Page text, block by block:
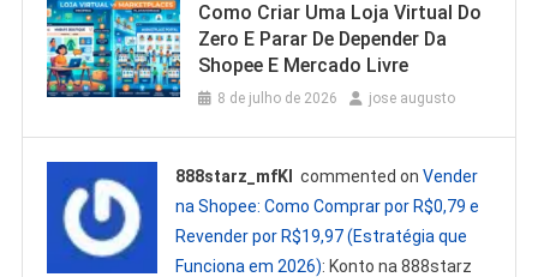
Como Criar Uma Loja Virtual Do
Zero E Parar De Depender Da
Shopee E Mercado Livre
8 de julho de 2026 jose augusto
888starz_mfKl commented onVender
na Shopee: Como Comprar por R$0,79 e
Revender por R$19,97 (Estratégia que
Funciona em 2026): Konto na 888starz